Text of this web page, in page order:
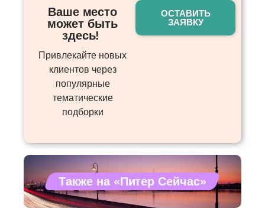
Ваше место
может быть
здесь! ​
Привлекайте новых
клиентов через
популярные
тематические
подборки
ОСТАВИТЬ
ЗАЯВКУ
Также на «Питер Сейчас»